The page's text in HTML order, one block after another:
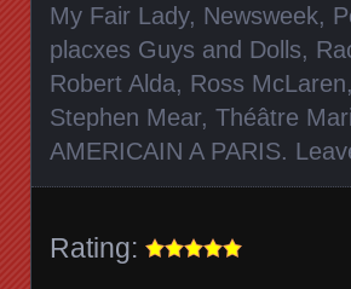
My Fair Lady, Newsweek,
placxes Guys and Dolls,
Robert Alda, Ross McLaren,
Stephen Mear, Théâtre
AMERICAIN A PARIS.
Rating: